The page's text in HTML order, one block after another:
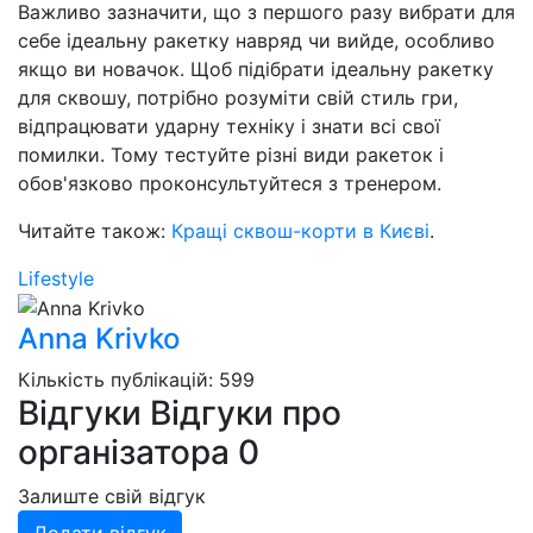
Важливо зазначити, що з першого разу вибрати для
себе ідеальну ракетку навряд чи вийде, особливо
якщо ви новачок. Щоб підібрати ідеальну ракетку
для сквошу, потрібно розуміти свій стиль гри,
відпрацювати ударну техніку і знати всі свої
помилки. Тому тестуйте різні види ракеток і
обов'язково проконсультуйтеся з тренером.
Читайте також: Кращі сквош-корти в Києві.
Lifestyle
Anna Krivko
Кількість публікацій: 599
Відгуки Відгуки про
організатора 0
Залиште свій відгук